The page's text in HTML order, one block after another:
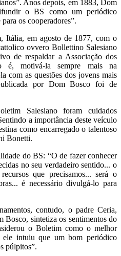
Anos depois, em 1883, Dom
o BS como um periódico
os cooperadores”.
Itália, em agosto de 1877, com o
ovvero Bollettino Salesiano
de respaldar a Associação dos
é, motivá-la sempre mais na
com as questões dos jovens mais
por Dom Bosco foi de
Salesiano foram cuidados
a importância deste veículo
como encarregado o talentoso
Bonetti.
do BS: “O de fazer conhecer
no seu verdadeiro sentido... o
que precisamos... será o
é necessário divulgá-lo para
contudo, o padre Ceria,
Bosco, sintetiza os sentimentos do
o Boletim como o melhor
ele intuiu que um bom periódico
púlpitos”.